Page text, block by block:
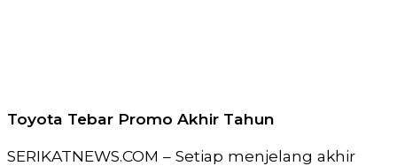
Toyota Tebar Promo Akhir Tahun
SERIKATNEWS.COM – Setiap menjelang akhir